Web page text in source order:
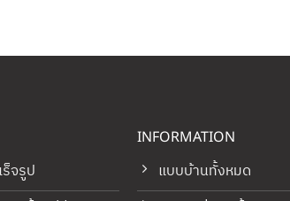
จรูป
INFORMATION
แบบบ้านทั้งหมด